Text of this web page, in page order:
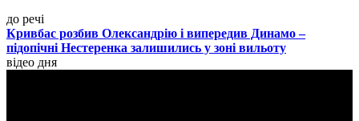
до речі
Кривбас розбив Олександрію і випередив Динамо –
підопічні Нестеренка залишились у зоні вильоту
відео дня